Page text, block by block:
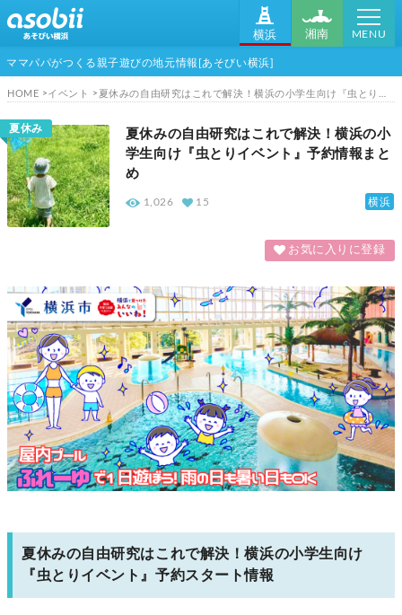
横浜 湘南 MENU
ママパパがつくる親子遊びの地元情報[あそびい横浜]
HOME イベント 夏休みの自由研究はこれで解決！横浜の小学生向け『虫とりイベント』予約情報まとめ
夏休み
夏休みの自由研究はこれで解決！横浜の小
学生向け『虫とりイベント』予約情報まと
め
横浜
1,026 15
お気に入りに登録
夏休みの自由研究はこれで解決！横浜の小学生向け
『虫とりイベント』予約スタート情報